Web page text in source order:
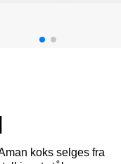
koks selges fra